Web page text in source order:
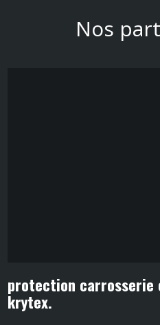
Nos
protection carrosserie
krytex.